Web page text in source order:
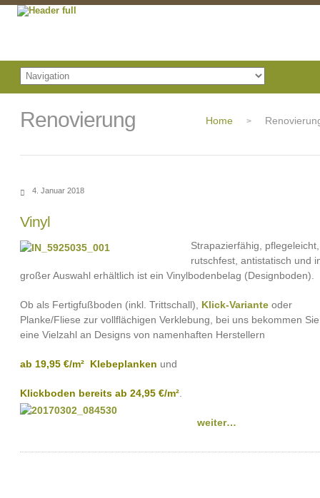
Renovierung Home >
4. Januar 2018
Vinyl
Strapazierfähig, pflegeleicht,
rutschfest, antistatisch und
großer Auswahl erhältlich ist ein Vinylbodenbelag (Designboden).
Ob als Fertigfußboden (inkl. Trittschall), Klick-Variante oder
Planke/Fliese zur vollflächigen Verklebung, bei uns bekommen Sie
eine Vielzahl an Designs von namenhaften Herstellern
ab 19,95 €/m² Klebeplanken und
Klickboden bereits ab 24,95 €/m²
weiter…